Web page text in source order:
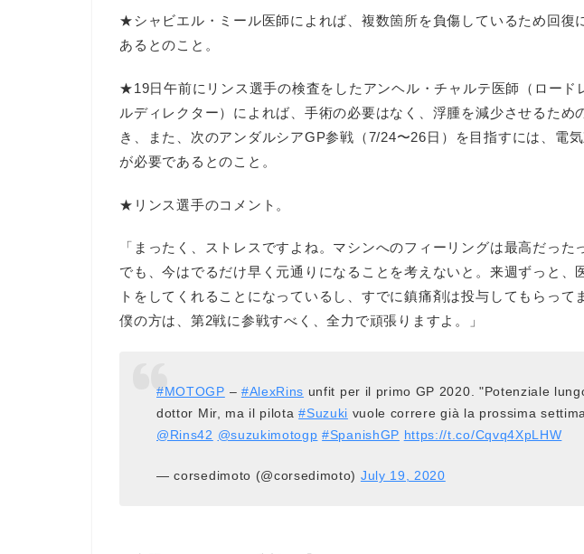
★シャビエル・ミール医師によれば、複数箇所を負傷しているため回復
あるとのこと。
★19日午前にリンス選手の検査をしたアンヘル・チャルテ医師（ロード
ルディレクター）によれば、手術の必要はなく、浮腫を減少させるため
き、また、次のアンダルシアGP参戦（7/24〜26日）を目指すには、電
が必要であるとのこと。
★リンス選手のコメント。
「まったく、ストレスですよね。マシンへのフィーリングは最高だった
でも、今はでるだけ早く元通りになることを考えないと。来週ずっと、
トをしてくれることになっているし、すでに鎮痛剤は投与してもらって
僕の方は、第2戦に参戦すべく、全力で頑張りますよ。」
#MOTOGP – #AlexRins unfit per il primo GP 2020. "Potenziale
dottor Mir, ma il pilota#Suzuki vuole correre già la prossima
@Rins42 @suzukimotogp #SpanishGP https://t.co/Cqvq4XpLHW
— corsedimoto (@corsedimoto) July 19, 2020